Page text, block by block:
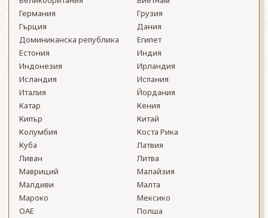
Германия
Грузия
Гърция
Дания
Доминиканска република
Египет
Естония
Индия
Индонезия
Ирландия
Исландия
Испания
Италия
Йордания
Катар
Кения
Кипър
Китай
Колумбия
Коста Рика
Куба
Латвия
Ливан
Литва
Мавриций
Малайзия
Малдиви
Малта
Мароко
Мексико
ОАЕ
Полша